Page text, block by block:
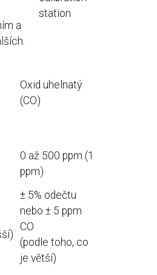
a
Oxid uhelnatý
(CO)
0 až 500 ppm (1
ppm)
± 5% odečtu
nebo ± 5 ppm
CO
(podle toho, co
je větší)